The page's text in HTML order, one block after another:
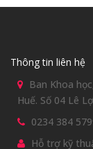
Thông tin liên hệ
Ban Khoa
Huế. Số 04 Lê
0234 384
Hỗ trợ kỹ